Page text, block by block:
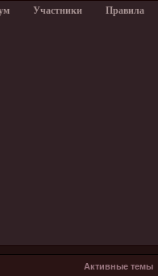
Участники Правила
Активные темы